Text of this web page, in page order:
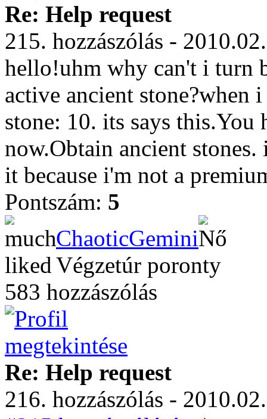
Re: Help request
215. hozzászólás -
hello!uhm why can't i turn
active ancient
stone: 10. its says this.You
now.Obtain ancient
it because i'm not a
Pontszám: 5
ChaoticGemini
Végzetúr poronty
583 hozzászólás
Re: Help request
216. hozzászólás -